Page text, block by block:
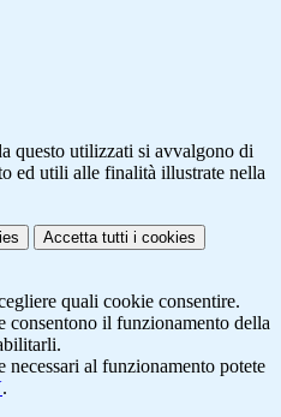
questo utilizzati si avvalgono di
ed utili alle finalità illustrate nella
Accetta tutti i cookies
quali cookie consentire.
consentono il funzionamento della
al funzionamento potete
.